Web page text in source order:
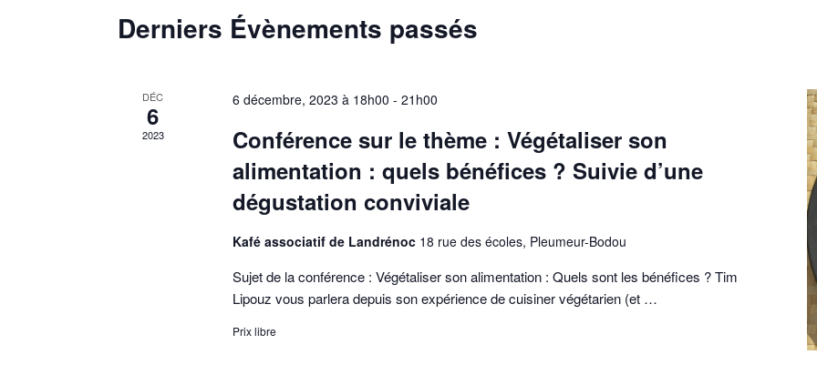
Évènements
Derniers Évènements passés
DÉC
6
2023
6 décembre, 2023 à 18h00 - 21h00
Conférence sur le thème : Végétaliser son
alimentation : quels bénéfices ? Suivie d’une
dégustation conviviale
Kafé associatif de Landrénoc 18 rue des écoles, Pleumeur-Bodou
Sujet de la conférence : Végétaliser son alimentation : Quels sont les bénéfices ? Tim
Lipouz vous parlera depuis son expérience de cuisiner végétarien (et …
Prix libre